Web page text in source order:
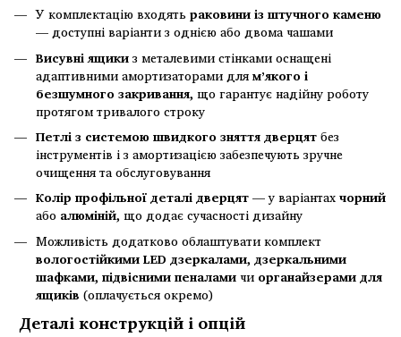
У комплектацію входять раковини із штучного каменю
— доступні варіанти з однією або двома чашами
Висувні ящикиз металевими стінками оснащені
адаптивними амортизаторами длям’якого і
безшумного закривання, що гарантує надійну роботу
протягом тривалого строку
Петлі з системою швидкого зняття дверцятбез
інструментів і з амортизацією забезпечують зручне
очищення та обслуговування
Колір профільної деталі дверцят— у варіантахчорний
або алюміній, що додає сучасності дизайну
Можливість додатково облаштувати комплект
вологостійкими LED дзеркалами, дзеркальними
шафками, підвісними пеналамичи органайзерами для
ящиків (оплачується окремо)
Деталі конструкцій і опцій